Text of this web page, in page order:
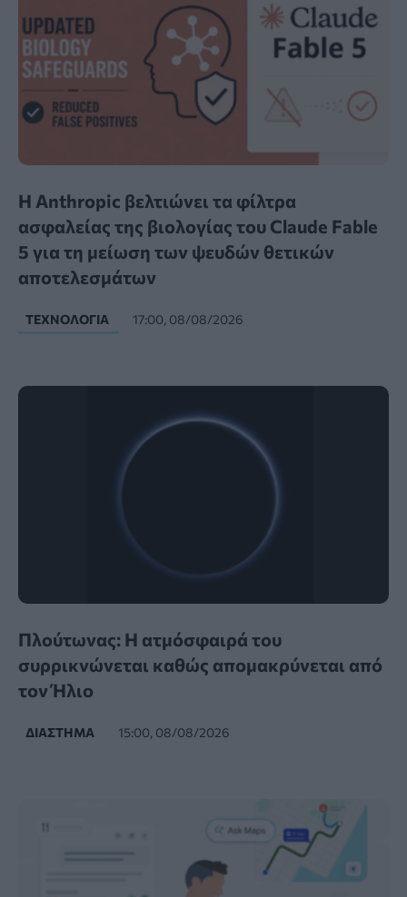
Η Anthropic βελτιώνει τα φίλτρα
ασφαλείας της βιολογίας του Claude Fable
5 για τη μείωση των ψευδών θετικών
αποτελεσμάτων
ΤΕΧΝΟΛΟΓΊΑ 17:00, 08/08/2026
Πλούτωνας: Η ατμόσφαιρά του
συρρικνώνεται καθώς απομακρύνεται από
τον Ήλιο
ΔΙΆΣΤΗΜΑ 15:00, 08/08/2026